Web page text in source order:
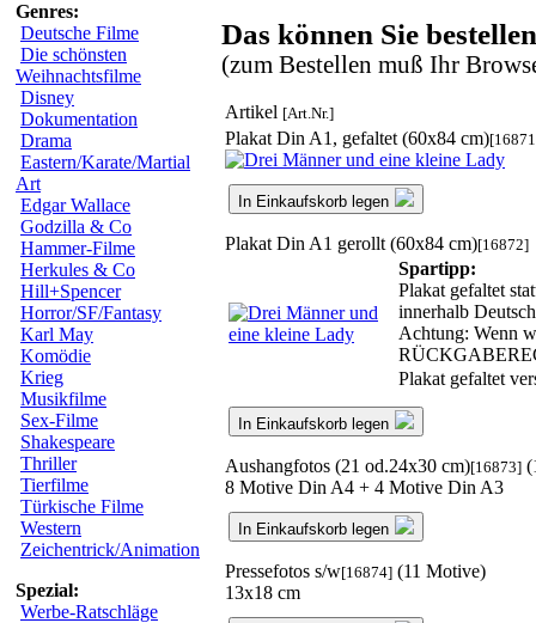
Genres:
Deutsche Filme
Die schönsten
Weihnachtsfilme
Disney
Dokumentation
Drama
Eastern/Karate/Martial
Art
Edgar Wallace
Godzilla & Co
Hammer-Filme
Herkules & Co
Hill+Spencer
Horror/SF/Fantasy
Karl May
Komödie
Krieg
Musikfilme
Sex-Filme
Shakespeare
Thriller
Tierfilme
Türkische Filme
Western
Zeichentrick/Animation
Spezial:
Werbe-Ratschläge
Das können Sie
(zum Bestellen muß Ihr
Artikel [Art.Nr.]
Plakat Din A1, gefaltet (60x84 cm)
In Einkaufskorb legen
Plakat Din A1 gerollt (60x84 cm)[16872]
Spartipp:
Plakat gefaltet
innerhalb
Achtung: Wenn
Plakat gefaltet
In Einkaufskorb legen
Aushangfotos (21 od.24x30 cm)[16873]
8 Motive Din A4 + 4 Motive Din A3
In Einkaufskorb legen
Pressefotos s/w[16874] (11 Motive)
13x18 cm